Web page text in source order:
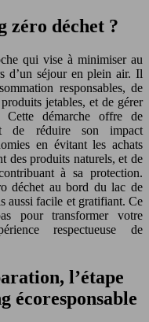
zéro déchet ?
qui vise à minimiser au
d’un séjour en plein air. Il
responsables, de
jetables, et de gérer
Cette démarche offre de
de réduire son impact
en évitant les achats
des produits naturels, et de
à sa protection.
déchet au bord du lac de
aussi facile et gratifiant. Ce
pour transformer votre
respectueuse de
l’étape
écoresponsable